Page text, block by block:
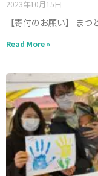
2023年10月15日
【寄付のお願い】 ま
Read More »